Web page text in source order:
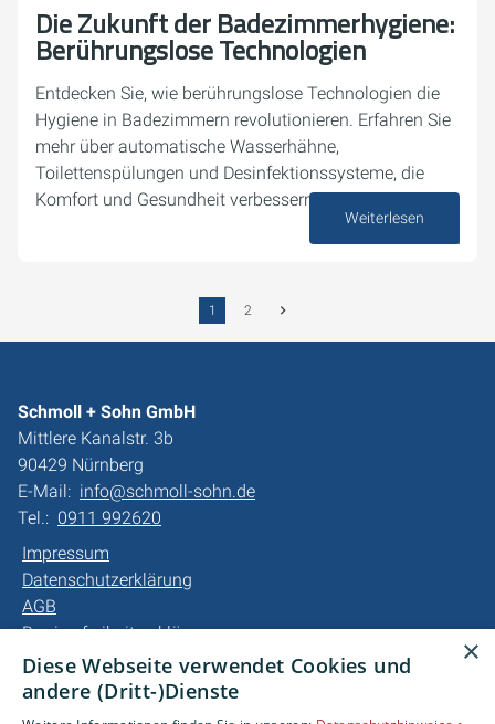
Die Zukunft der Badezimmerhygiene:
Berührungslose Technologien
Entdecken Sie, wie berührungslose Technologien die
Hygiene in Badezimmern revolutionieren. Erfahren Sie
mehr über automatische Wasserhähne,
Toilettenspülungen und Desinfektionssysteme, die
Komfort und Gesundheit verbessern.
Weiterlesen
1 2
Schmoll + Sohn GmbH
Mittlere Kanalstr. 3b
90429 Nürnberg
E-Mail: info@schmoll-sohn.de
Tel.: 0911 992620
Impressum
Datenschutzerklärung
AGB
Barrierefreiheitserklärung
Unsere Bereiche
×
Diese Webseite verwendet Cookies und
andere (Dritt-)Dienste